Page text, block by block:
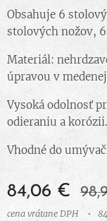
Obsahuje 6
stolových nožov,
Materiál:
úpravou v
Vysoká odolnosť
odieraniu a korózii.
Vhodné do
84,06 €
cena vrátane DPH